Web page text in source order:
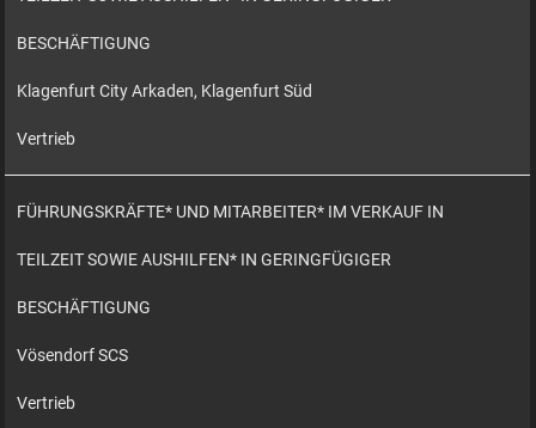
BESCHÄFTIGUNG
Klagenfurt City Arkaden, Klagenfurt Süd
Vertrieb
FÜHRUNGSKRÄFTE* UND MITARBEITER* IM VERKAUF IN
TEILZEIT SOWIE AUSHILFEN* IN GERINGFÜGIGER
BESCHÄFTIGUNG
Vösendorf SCS
Vertrieb